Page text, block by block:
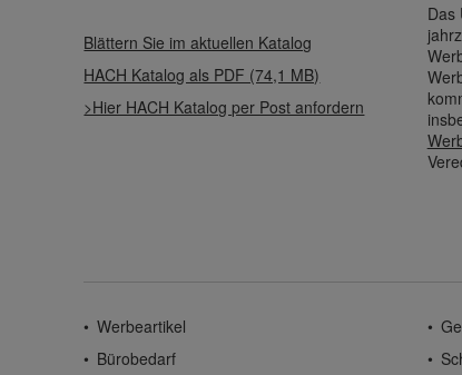
Blättern Sie im aktuellen Katalog
HACH Katalog als PDF (74,1 MB)
>Hier HACH Katalog per Post anfordern
Das
Werbeartikel
Bürobedarf